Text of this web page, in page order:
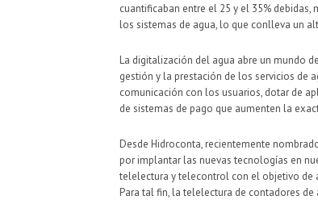
cuantificaban entre el 25 y el 35%
los sistemas de agua, lo que conlleva un
La digitalización del agua abre un mundo
gestión y la prestación de los servicios de
comunicación con los usuarios, dotar de
de sistemas de pago que aumenten la
Desde Hidroconta, recientemente
por implantar las nuevas tecnologías en
telelectura y telecontrol con el objetivo de
Para tal fin, la telelectura de contadores